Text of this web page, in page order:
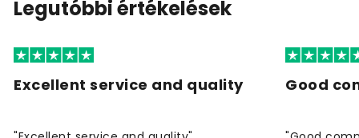
Legutóbbi értékelések
Excellent service and quality Good